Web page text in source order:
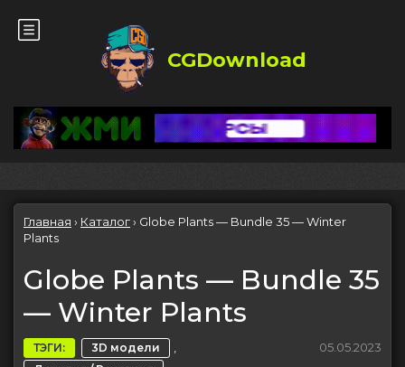
CGDownload
Главная › Каталог› Globe Plants — Bundle 35 — Winter
Plants
Globe Plants — Bundle 35
— Winter Plants
ТЭГИ: 3D модели , 05.05.2023